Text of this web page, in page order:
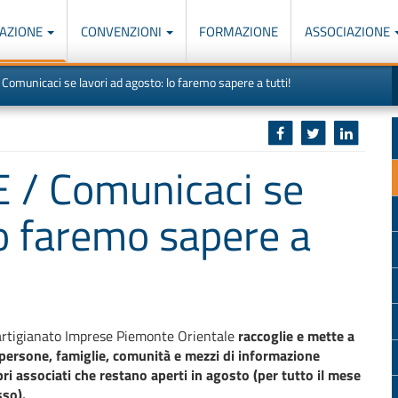
CONVENZIONI FORMAZIONE ASSOCIAZIONE
Comunicaci se lavori ad agosto: lo faremo sapere a tutti!
/ Comunicaci se
faremo sapere a
Imprese Piemonte Orientale raccoglie e mette a
famiglie, comunità e mezzi di informazione
associati che restano aperti in agosto (per tutto il mese